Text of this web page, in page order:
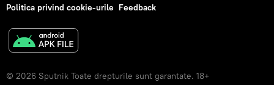
Politica privind cookie-urile Feedback
© 2026 Sputnik Toate drepturile sunt garantate. 18+